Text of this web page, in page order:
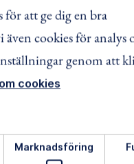
människor.
SM i
är på
att ge dig en bra
cookies för analys
genom att
cookies
Marknadsföring